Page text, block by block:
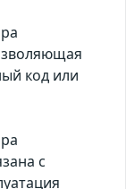
код или
с